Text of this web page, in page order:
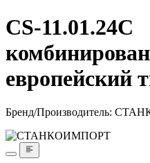
CS-11.01.24C
европейский
Бренд/Производитель: